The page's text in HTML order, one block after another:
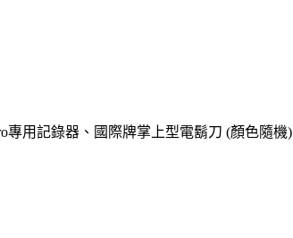
專用記錄器、國際牌掌上型電鬍刀 (顏色隨機)